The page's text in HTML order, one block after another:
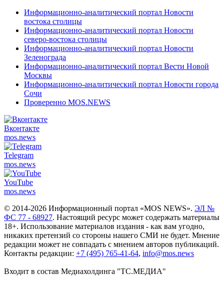
Информационно-аналитический портал Новости
востока столицы
Информационно-аналитический портал Новости
северо-востока столицы
Информационно-аналитический портал Новости
Зеленограда
Информационно-аналитический портал Вести Новой
Москвы
Информационно-аналитический портал Новости города
Сочи
Проверенно MOS.NEWS
Вконтакте
mos.news
Telegram
mos.news
YouTube
mos.news
© 2014-2026 Информационный портал «MOS NEWS». ЭЛ №
ФС 77 - 68927. Настоящий ресурс может содержать материалы
18+. Использование материалов издания - как вам угодно,
никаких претензий со стороны нашего СМИ не будет. Мнение
редакции может не совпадать с мнением авторов публикаций.
Контакты редакции: +7 (495) 765-41-64, info@mos.news
Входит в состав Медиахолдинга "ТС.МЕДИА"